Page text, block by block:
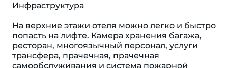
Инфраструктура
На верхние этажи отеля можно легко и быстро
попасть на лифте. Камера хранения багажа,
ресторан, многоязычный персонал, услуги
трансфера, прачечная, прачечная
самообслуживания и система пожарной